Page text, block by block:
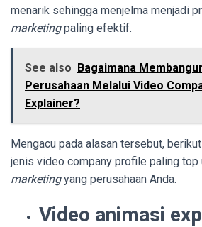
menarik sehingga menjelma menjadi
marketingpaling efektif.
See also Bagaimana
Perusahaan Melalui Video
Explainer?
Mengacu pada alasan tersebut,
jenis video company profile paling top
marketingyang perusahaan Anda.
Video animasi